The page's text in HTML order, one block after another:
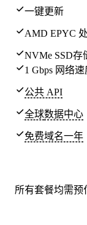
一键更新
AMD EPYC
NVMe SSD存
1 Gbps 网络速
公共 API
全球数据中心
免费域名一年
所有套餐均需预